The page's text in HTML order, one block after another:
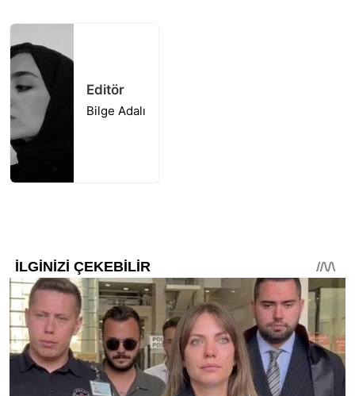
Editör
Bilge Adalı